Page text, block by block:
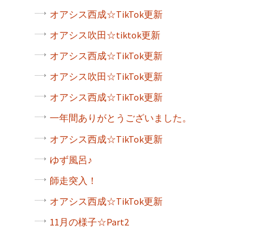
オアシス西成☆TikTok更新
オアシス吹田☆tiktok更新
オアシス西成☆TikTok更新
オアシス吹田☆TikTok更新
オアシス西成☆TikTok更新
一年間ありがとうございました。
オアシス西成☆TikTok更新
ゆず風呂♪
師走突入！
オアシス西成☆TikTok更新
11月の様子☆Part2